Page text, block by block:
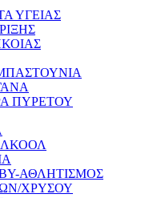
ΥΓΕΙΑΣ
ΠΥΡΕΤΟΥ
ΑΘΛΗΤΙΣΜΟΣ
ΧΡΥΣΟΥ